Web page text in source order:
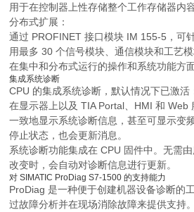
用于在控制器上性存储整个工作存储器内
分布式扩展：
通过 PROFINET 接口模块 IM 155-5，可
用最多 30 个信号模块、通信模块和工艺
在集中和分布式运行的操作和系统功能方
集成系统诊断
CPU 的集成系统诊断，默认情况下已激活
在显示器上以及 TIA Portal、HMI 和 Web
一致地显示系统诊断信息，甚至可显示变
停止状态，也会更新消息。
系统诊断功能集成在 CPU 固件中。无需
改变时，会自动对诊断信息进行更新。
对 SIMATIC ProDiag S7-1500 的支持能力
ProDiag 是一种便于创建机器设备诊断的
过故障分析并在现场消除故障来提供支持。